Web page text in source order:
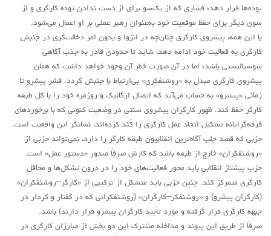
توده‌ها قرار دهد؛ فشاری که از یک‌سو برای از دست ندادن توده کارگری و از
سوی دیگر برای حفظ موقعیت خود به‌عنوان رهبر عملی بر او اعمال می‌شود.
با این همه، پیشروی کارگری چنان‌چه در انزوا و بدون امر دخالت‌گری در جنبش
کارگری به فعالیت خود ادامه دهد، شاید تا حدودی قادر به جذب آگاهی
سوسیالیستی باشد؛ اما در آن صورت خطر آن وجود خواهد داشت که همان
پیشروی کارگری مبدل به «روشنفکری» بی‌ارتباط با جنبش گردد. قشر پیشرو تا
زمانی «پیشرو» به حساب می‌آید که اتصال ارگانیک و روزمره خود را با کل طبقه
کارگر حفظ کند. ظهور کارگران پیشروی سنتی در وضعیت کنونی که با برخوردهای
فرقه‌گرایانه تشکیل اتحاد عمل کارگری را کُند کرده‌اند، نشانگر این واقعیت است.
حزبی که قصد جلب آگاه‌ترین انقلابیون طبقه کارگر را دارد، نمی‌تواند حزبی از
«روشنفکران» خارج از طبقه باشد که کارش صرفاً صدور «دستور عمل» است.
حزب پیشتاز انقلابی باید محور فعالیت‌های خود را در درون تشکل‌ها و محافل
کارگری متمرکز کند. چنین حزبی باید متشکل از ترکیبی از «کارگر–روشنفکران»
(کارگران پیشرو) و «روشنفکر–کارگران» (روشنفکرانی که در گفتار و کردار در
جبهه کارگری قرار گرفته و مورد تأیید کارگران پیشرو قرار دارند) باشد.
صرفاً از طریق این پیوند و مداخله مشترک این دو بخش از مبارزان کارگری در